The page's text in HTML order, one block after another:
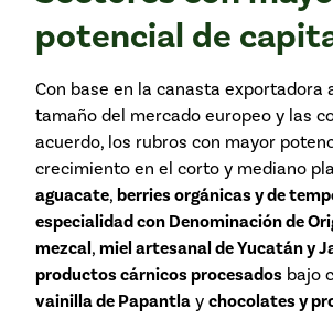
potencial de
Con base en la canasta exportadora
tamaño del mercado europeo y las
acuerdo, los rubros con mayor
crecimiento en el corto y mediano
aguacate, berries orgánicas y de
especialidad con Denominación de
mezcal, miel artesanal de Yucatán y
productos cárnicos procesados bajo
vainilla de Papantla y chocolates y